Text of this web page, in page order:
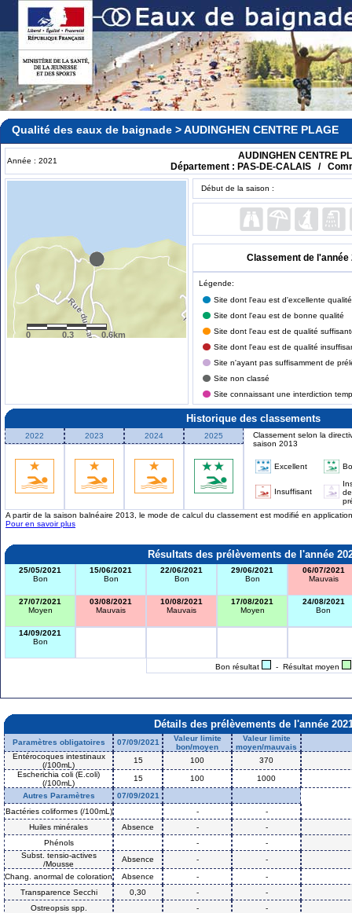
Qualité des eaux de baignade > AUDINGHEN CENTRE PLAGE
Année : 2021
AUDINGHEN CENTRE
Département : PAS-DE-CALAIS /
0 0.3 0.6km
Début de la saison :
Classement de
Légende:
Site dont l'eau est d'excellente qualité
Site dont l'eau est de bonne qualité
Site dont l'eau est de qualité
Site dont l'eau est de qualité
Site n'ayant pas suffisamment de
Site non classé
Site connaissant une interdiction
Historique des classements
2022 2023 2024 2025
Classement selon la
saison 2013
Excellent
Insuffisant
de
A partir de la saison balnéaire 2013, le mode de calcul du classement est modifié en
Pour en savoir plus
Résultats des prélèvements de l'année
25/05/2021
Bon
15/06/2021
Bon
22/06/2021
Bon
29/06/2021
Bon
06/07/2021
Mauvais
27/07/2021
Moyen
03/08/2021
Mauvais
10/08/2021
Mauvais
17/08/2021
Moyen
24/08/2021
Bon
14/09/2021
Bon
Bon résultat - Résultat moyen
Détails des prélèvements de l'année
Paramètres obligatoires 07/09/2021
Valeur limite
bon/moyen
Valeur limite
moyen/mauvais
Entérocoques intestinaux
(/100mL)
15 100
370
Escherichia coli (E.coli)
(/100mL)
15 100
1000
Autres Paramètres
07/09/2021
Bactéries coliformes (/100mL)
-
-
Huiles minérales
Absence -
-
Phénols
-
-
Subst. tensio-actives
/Mousse
Absence -
-
Chang. anormal de coloration
Absence -
-
Transparence Secchi
0,30 -
-
Ostreopsis spp.
-
-